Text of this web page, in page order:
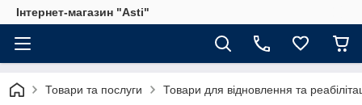
Інтернет-магазин "Asti"
Товари та послуги Товари для відновлення та